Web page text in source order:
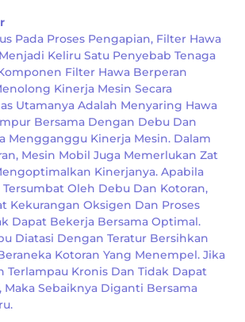
Pada Proses Pengapian, Filter Hawa
Keliru Satu Penyebab Tenaga
Filter Hawa Berperan
Kinerja Mesin Secara
Utamanya Adalah Menyaring Hawa
Bersama Dengan Debu Dan
Mengganggu Kinerja Mesin. Dalam
Mesin Mobil Juga Memerlukan Zat
Kinerjanya. Apabila
Oleh Debu Dan Kotoran,
Kekurangan Oksigen Dan Proses
Dapat Bekerja Bersama Optimal.
Diatasi Dengan Teratur Bersihkan
Kotoran Yang Menempel. Jika
Terlampau Kronis Dan Tidak Dapat
Sebaiknya Diganti Bersama